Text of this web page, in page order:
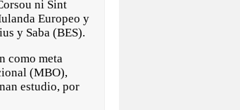
ni Sint
Europeo y
y Saba (BES).
como meta
(MBO),
estudio, por